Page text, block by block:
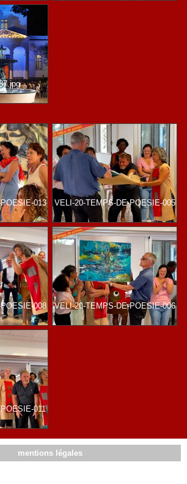
013 VELI-20-TEMPS-DE-POESIE-005
008 VELI-20-TEMPS-DE-POESIE-006
011
mentions légales